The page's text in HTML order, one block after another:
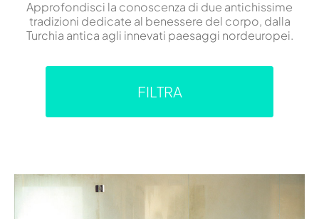
Approfondisci la conoscenza di due antichissime
tradizioni dedicate al benessere del corpo, dalla
Turchia antica agli innevati paesaggi nordeuropei.
FILTRA